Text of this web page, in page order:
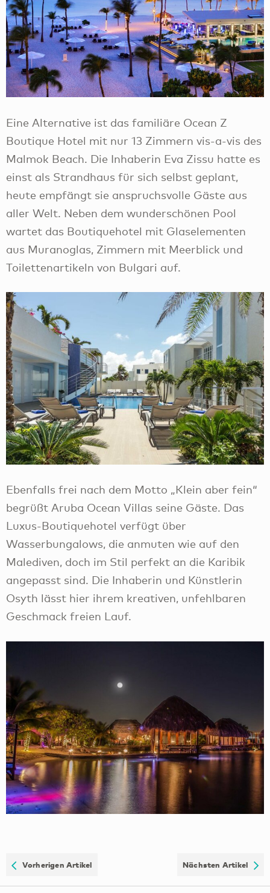
Eine Alternative ist das familiäre Ocean Z
Boutique Hotel mit nur 13 Zimmern vis-a-vis des
Malmok Beach. Die Inhaberin Eva Zissu hatte es
einst als Strandhaus für sich selbst geplant,
heute empfängt sie anspruchsvolle Gäste aus
aller Welt. Neben dem wunderschönen Pool
wartet das Boutiquehotel mit Glaselementen
aus Muranoglas, Zimmern mit Meerblick und
Toilettenartikeln von Bulgari auf.
Ebenfalls frei nach dem Motto „Klein aber fein“
begrüßt Aruba Ocean Villas seine Gäste. Das
Luxus-Boutiquehotel verfügt über
Wasserbungalows, die anmuten wie auf den
Malediven, doch im Stil perfekt an die Karibik
angepasst sind. Die Inhaberin und Künstlerin
Osyth lässt hier ihrem kreativen, unfehlbaren
Geschmack freien Lauf.
Vorherigen Artikel Nächsten Artikel